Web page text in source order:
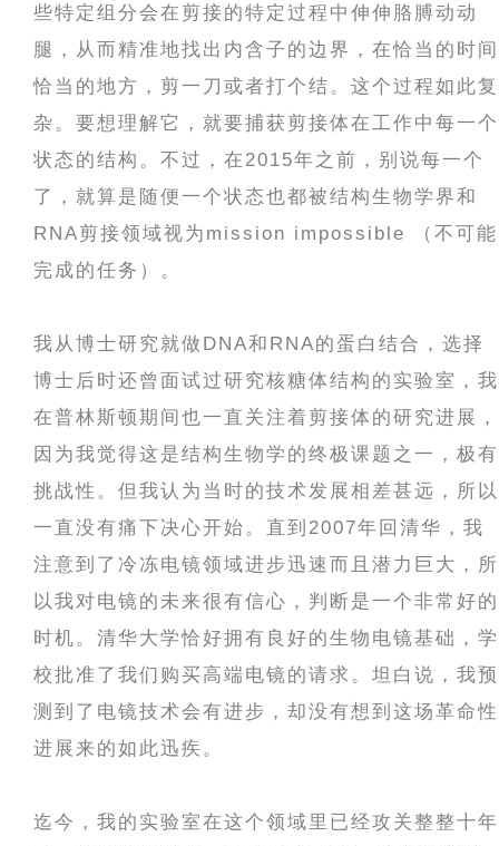
些特定组分会在剪接的特定过程中伸伸胳膊动动
腿，从而精准地找出内含子的边界，在恰当的时间
恰当的地方，剪一刀或者打个结。这个过程如此复
杂。要想理解它，就要捕获剪接体在工作中每一个
状态的结构。不过，在2015年之前，别说每一个
了，就算是随便一个状态也都被结构生物学界和
RNA剪接领域视为mission impossible （不可能
完成的任务）。
我从博士研究就做DNA和RNA的蛋白结合，选择
博士后时还曾面试过研究核糖体结构的实验室，我
在普林斯顿期间也一直关注着剪接体的研究进展，
因为我觉得这是结构生物学的终极课题之一，极有
挑战性。但我认为当时的技术发展相差甚远，所以
一直没有痛下决心开始。直到2007年回清华，我
注意到了冷冻电镜领域进步迅速而且潜力巨大，所
以我对电镜的未来很有信心，判断是一个非常好的
时机。清华大学恰好拥有良好的生物电镜基础，学
校批准了我们购买高端电镜的请求。坦白说，我预
测到了电镜技术会有进步，却没有想到这场革命性
进展来的如此迅疾。
迄今，我的实验室在这个领域里已经攻关整整十年